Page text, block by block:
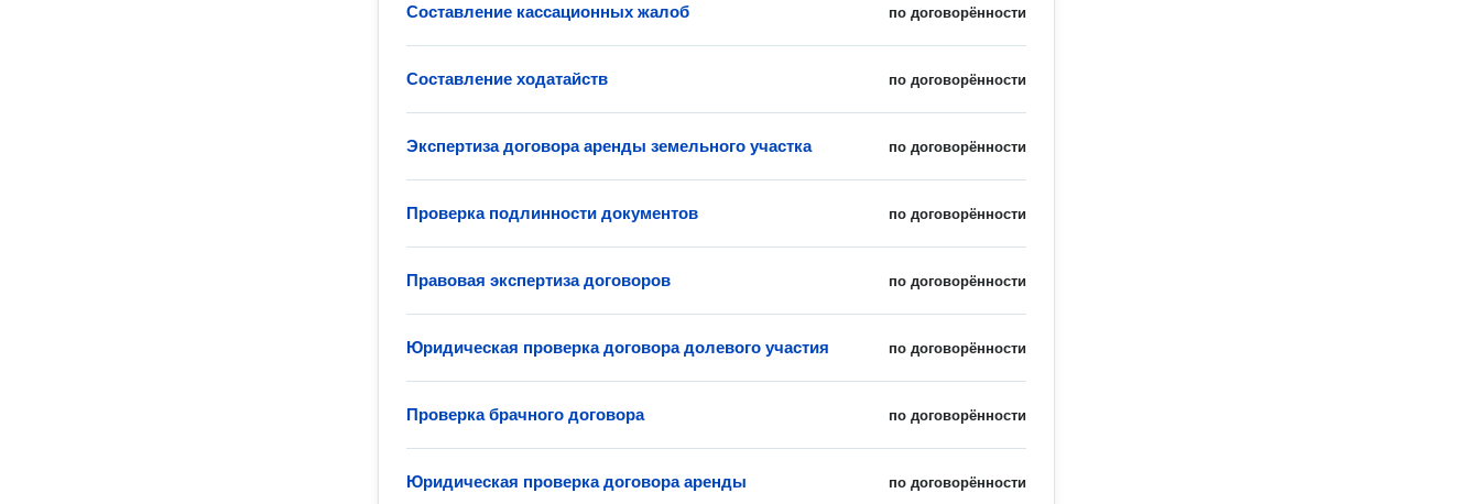
по договорённости
Составление кассационных жалоб
по договорённости
Составление ходатайств
по договорённости
Экспертиза договора аренды земельного участка
по договорённости
Проверка подлинности документов
по договорённости
Правовая экспертиза договоров
по договорённости
Юридическая проверка договора долевого участия
по договорённости
Проверка брачного договора
по договорённости
Юридическая проверка договора аренды